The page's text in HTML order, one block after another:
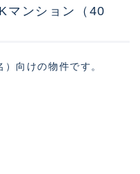
マンション（40
向けの物件です。